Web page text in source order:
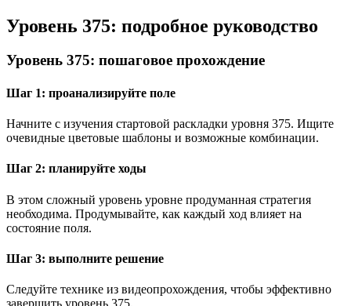
Уровень 375: подробное руководство
Уровень 375: пошаговое прохождение
Шаг 1: проанализируйте поле
Начните с изучения стартовой раскладки уровня 375. Ищите
очевидные цветовые шаблоны и возможные комбинации.
Шаг 2: планируйте ходы
В этом сложный уровень уровне продуманная стратегия
необходима. Продумывайте, как каждый ход влияет на
состояние поля.
Шаг 3: выполните решение
Следуйте технике из видеопрохождения, чтобы эффективно
завершить уровень 375.